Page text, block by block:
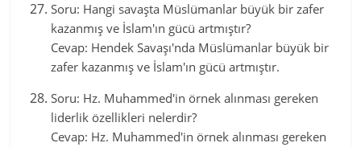
Soru: Hangi savaşta Müslümanlar büyük bir zafer
kazanmış ve İslam'ın gücü artmıştır?
Cevap: Hendek Savaşı'nda Müslümanlar büyük bir
zafer kazanmış ve İslam'ın gücü artmıştır.
Soru: Hz. Muhammed'in örnek alınması gereken
liderlik özellikleri nelerdir?
Cevap: Hz. Muhammed'in örnek alınması gereken